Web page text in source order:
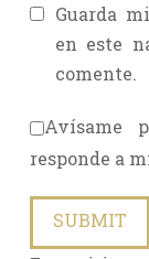
Guarda
en este
comente.
Avísame
responde a